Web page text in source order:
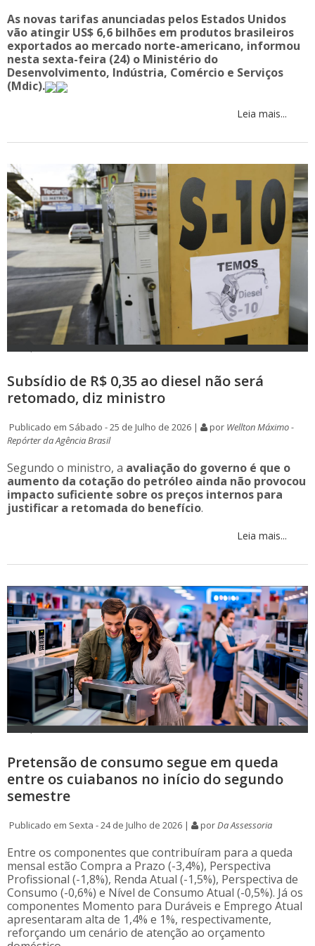
As novas tarifas anunciadas pelos Estados Unidos
vão atingir US$ 6,6 bilhões em produtos brasileiros
exportados ao mercado norte-americano, informou
nesta sexta-feira (24) o Ministério do
Desenvolvimento, Indústria, Comércio e Serviços
(Mdic).
Leia mais...
Subsídio de R$ 0,35 ao diesel não será
retomado, diz ministro
Publicado em Sábado - 25 de Julho de 2026 | por Wellton Máximo -
Repórter da Agência Brasil
Segundo o ministro, a avaliação do governo é que o
aumento da cotação do petróleo ainda não provocou
impacto suficiente sobre os preços internos para
justificar a retomada do benefício.
Leia mais...
Pretensão de consumo segue em queda
entre os cuiabanos no início do segundo
semestre
Publicado em Sexta - 24 de Julho de 2026 | porDa Assessoria
Entre os componentes que contribuíram para a queda
mensal estão Compra a Prazo (-3,4%), Perspectiva
Profissional (-1,8%), Renda Atual (-1,5%), Perspectiva de
Consumo (-0,6%) e Nível de Consumo Atual (-0,5%). Já os
componentes Momento para Duráveis e Emprego Atual
apresentaram alta de 1,4% e 1%, respectivamente,
reforçando um cenário de atenção ao orçamento